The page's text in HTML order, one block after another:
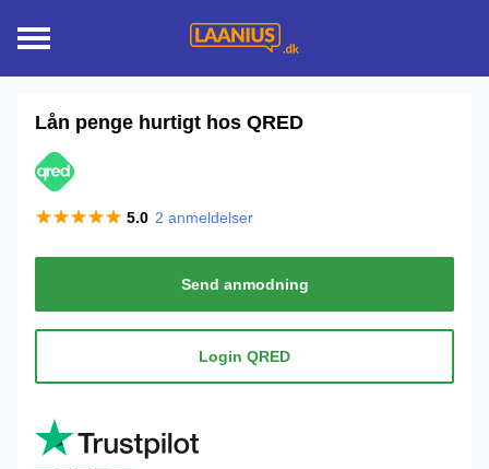
Lån penge hurtigt hos QRED
5.0 2 anmeldelser
Send anmodning
Login QRED